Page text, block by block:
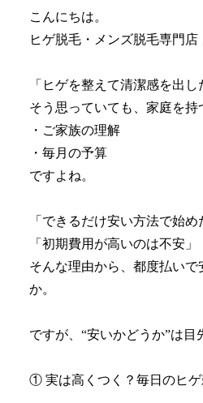
こんにちは。
ヒゲ脱毛・メンズ脱毛専門店
「ヒゲを整えて清潔感を出し
そう思っていても、家庭を
・ご家族の理解
・毎月の予算
ですよね。
「できるだけ安い方法で始め
「初期費用が高いのは不安」
そんな理由から、都度払い
か。
ですが、“安いかどうか”は目
① 実は高くつく？毎日のヒゲ